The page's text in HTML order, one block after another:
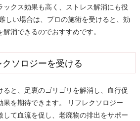
ックス効果も高く、ストレス解消にも役
しい場合は、プロの施術を受けると、効
消できるのでおすすめです。
ソロジーを受ける
ると、足裏のゴリゴリを解消し、血行促
を期待できます。 リフレクソロジー
して血流を促し、老廃物の排出をサポー